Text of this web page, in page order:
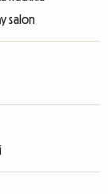
salon